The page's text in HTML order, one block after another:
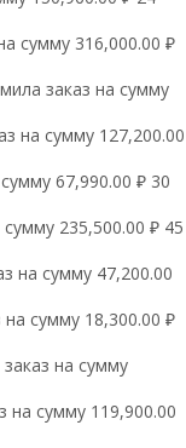
сумму 316,000.00 ₽
заказ на сумму
на сумму 127,200.00
67,990.00 ₽ 30
235,500.00 ₽ 45
на сумму 47,200.00
сумму 18,300.00 ₽
на сумму
сумму 119,900.00